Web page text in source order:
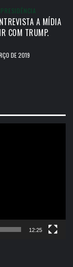
PRESIDÊNCIA
A MÍDIA
COM TRUMP.
DE 2019
12:25